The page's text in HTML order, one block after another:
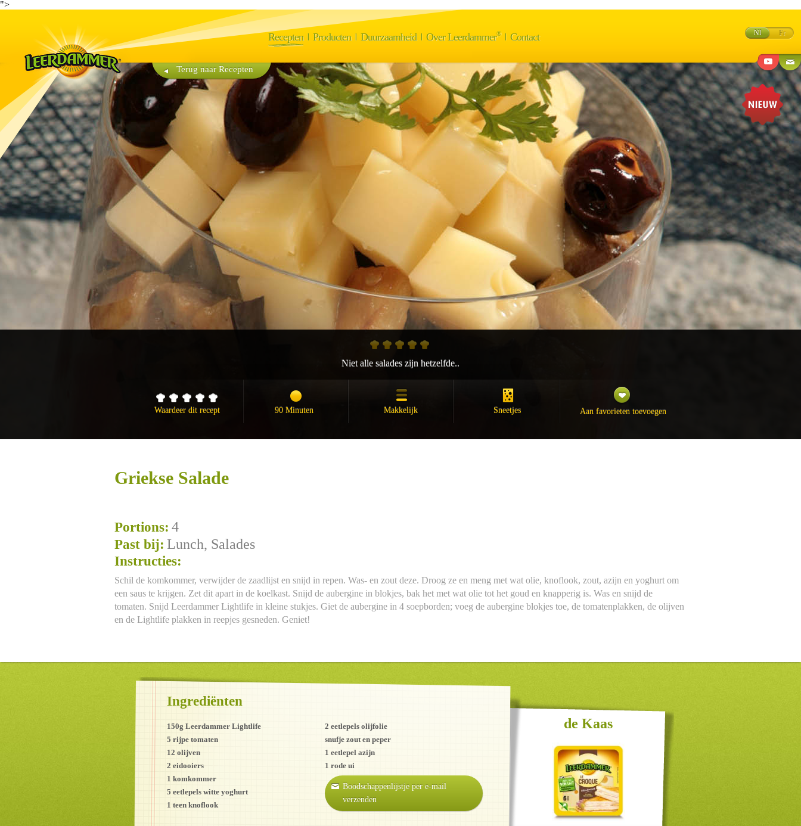
">
Recepten Producten Duurzaamheid Over Leerdammer® Contact Nl Fr
Terug naar Recepten
Niet alle salades zijn hetzelfde..
Waardeer dit recept 90 Minuten Makkelijk Sneetjes Aan favorieten toevoegen
Griekse Salade
Portions: 4
Past bij: Lunch, Salades
Instructies:
Schil de komkommer, verwijder de zaadlijst en snijd in repen. Was- en zout deze. Droog ze en meng met wat olie, knoflook, zout, azijn en yoghurt om
een saus te krijgen. Zet dit apart in de koelkast. Snijd de aubergine in blokjes, bak het met wat olie tot het goud en knapperig is. Was en snijd de
tomaten. Snijd Leerdammer Lightlife in kleine stukjes. Giet de aubergine in 4 soepborden; voeg de aubergine blokjes toe, de tomatenplakken, de olijven
en de Lightlife plakken in reepjes gesneden. Geniet!
Ingrediënten
150g Leerdammer Lightlife
5 rijpe tomaten
12 olijven
2 eidooiers
1 komkommer
5 eetlepels witte yoghurt
1 teen knoflook
2 eetlepels olijfolie
snufje zout en peper
1 eetlepel azijn
1 rode ui
Boodschappenlijstje per e-mail
verzenden
de Kaas